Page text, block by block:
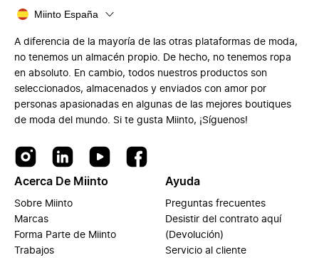
Miinto España
A diferencia de la mayoría de las otras plataformas de moda,
no tenemos un almacén propio. De hecho, no tenemos ropa
en absoluto. En cambio, todos nuestros productos son
seleccionados, almacenados y enviados con amor por
personas apasionadas en algunas de las mejores boutiques
de moda del mundo. Si te gusta Miinto, ¡Síguenos!
Acerca De Miinto
Sobre Miinto
Marcas
Forma Parte de Miinto
Trabajos
Ayuda
Preguntas frecuentes
Desistir del contrato aquí
(Devolución)
Servicio al cliente